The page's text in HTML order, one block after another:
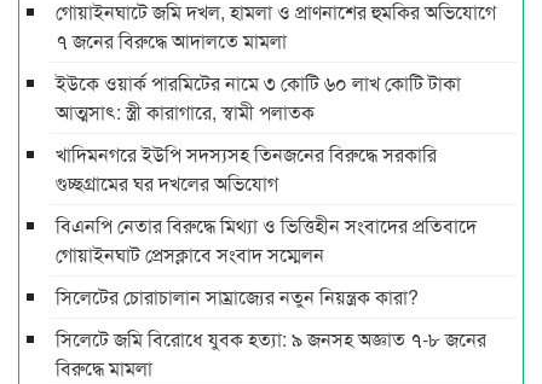
গোয়াইনঘাটে জমি দখল, হামলা ও প্রাণনাশের হুমকির অভিযোগে
৭ জনের বিরুদ্ধে আদালতে মামলা
ইউকে ওয়ার্ক পারমিটের নামে ৩ কোটি ৬০ লাখ কোটি টাকা
আত্মসাৎ: স্ত্রী কারাগারে, স্বামী পলাতক
খাদিমনগরে ইউপি সদস্যসহ তিনজনের বিরুদ্ধে সরকারি
গুচ্ছগ্রামের ঘর দখলের অভিযোগ
বিএনপি নেতার বিরুদ্ধে মিথ্যা ও ভিত্তিহীন সংবাদের প্রতিবাদে
গোয়াইনঘাট প্রেসক্লাবে সংবাদ সম্মেলন
সিলেটের চোরাচালান সাম্রাজ্যের নতুন নিয়ন্ত্রক কারা?
সিলেটে জমি বিরোধে যুবক হত্যা: ৯ জনসহ অজ্ঞাত ৭-৮ জনের
বিরুদ্ধে মামলা